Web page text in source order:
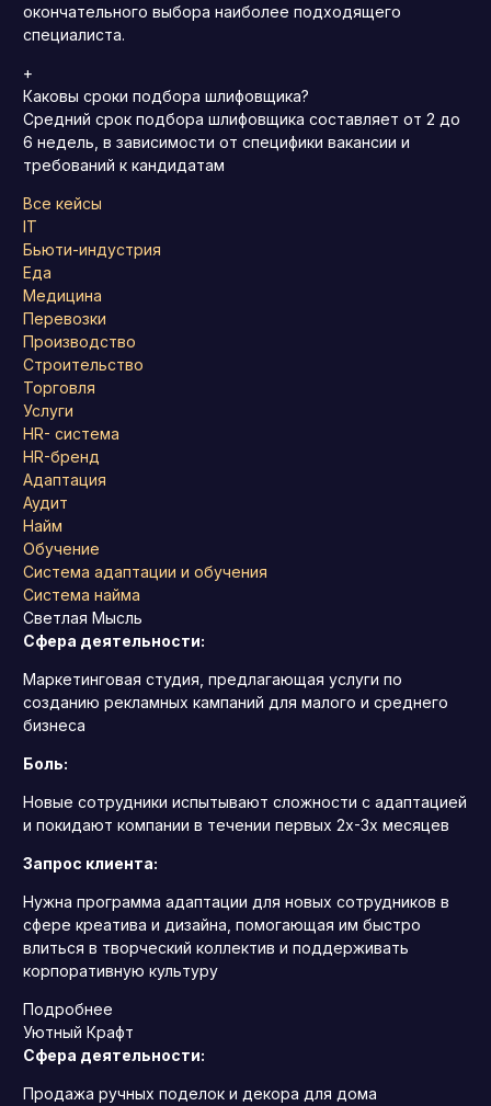
окончательного выбора наиболее подходящего
специалиста.
+
Каковы сроки подбора шлифовщика?
Средний срок подбора шлифовщика составляет от 2 до
6 недель, в зависимости от специфики вакансии и
требований к кандидатам
Все кейсы
IT
Бьюти-индустрия
Еда
Медицина
Перевозки
Производство
Строительство
Торговля
Услуги
HR- система
HR-бренд
Адаптация
Аудит
Найм
Обучение
Система адаптации и обучения
Система найма
Светлая Мысль
Сфера деятельности:
Маркетинговая студия, предлагающая услуги по
созданию рекламных кампаний для малого и среднего
бизнеса
Боль:
Новые сотрудники испытывают сложности с адаптацией
и покидают компании в течении первых 2х-3х месяцев
Запрос клиента:
Нужна программа адаптации для новых сотрудников в
сфере креатива и дизайна, помогающая им быстро
влиться в творческий коллектив и поддерживать
корпоративную культуру
Подробнее
Уютный Крафт
Сфера деятельности:
Продажа ручных поделок и декора для дома